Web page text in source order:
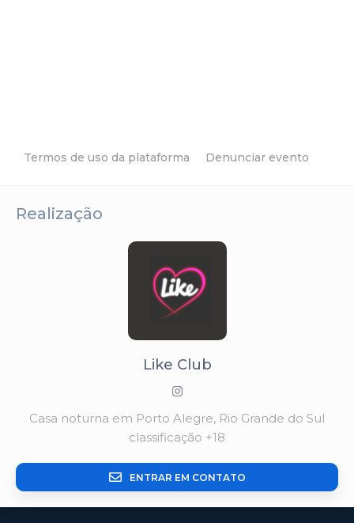
Termos de uso da plataforma Denunciar evento
Realização
Like Club
Casa noturna em Porto Alegre, Rio Grande do Sul
classificação +18
ENTRAR EM CONTATO